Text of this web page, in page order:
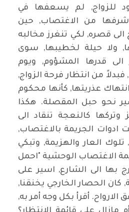
للزواج, لم يسعفها في
شرفها من الاغتصاب, حين
الى قصره, لكي تنغرز مخالبه
ولا حيلة لخطيبها, سوى
قدرها المشؤوم, ويوم
من انتظار فرحة الزواج,
عذريتها, كأنها محكوم
نحو حبل المقصلة. هكذا
كالنعجة تنقاد الى
ادوات الجريمة بالاغتصاب,
العار والهزيمة, وتبكي
الاغتصاب الوحشية "احمل
بها الى الشارع, اسير على
كان الحصار الخارجي يخنقنا,
أقرأ بكل وجه أمر به,